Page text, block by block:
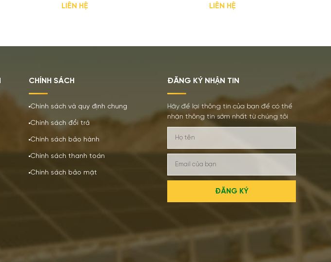
LIÊN HỆ
LED USA
LIÊN HỆ
CHÍNH SÁCH
Chính sách và quy định chung
Chính sách đổi trả
Chính sách bảo hành
Chính sách thanh toán
Chính sách bảo mật
ĐĂNG KÝ NHẬN TIN
Hãy để lại thông tin của bạn để có thể
nhận thông tin sớm nhất từ chúng tôi
ĐĂNG KÝ